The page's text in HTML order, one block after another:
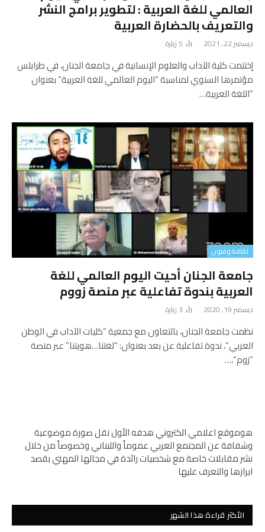
العالمي للغة العربية : لتطوير برامج النشر
والتعريف بالحضارة العربية
ديسمبر 22, 2021 5 زيارة
إختتمت كلية الآداب والعلوم الإنسانية في جامعة الجنان، في طرابلس
مؤتمرها السنوي لمناسبة “اليوم العالمي للغة العربية” بعنوان
“اللغة العربية…
ثقافة وفنون
جامعة الجنان أحيت اليوم العالمي للغة
العربية بندوة تفاعلية عبر منصة زووم
ديسمبر 19, 2020 3 زيارة
نظمت جامعة الجنان، بالتعاون مع جمعية “كليات الآداب في الوطن
العربي”، ندوة تفاعلية عن بعد بعنوان: “لغتنا…هويتنا” عبر منصة
“زوم”،…
هوموقع اعلامي الكتروني هدفه الأول نقل صورة موضوعية
وشفافة عن المجتمع العربي عموماً واللبناني وخصوصاً من خلال
نشر مقابلات خاصة مع شخصيات رائدة في مجالها المهني بقصد
ابرازها والتعرف عليها
الأكثر قراءة هذا الشهر